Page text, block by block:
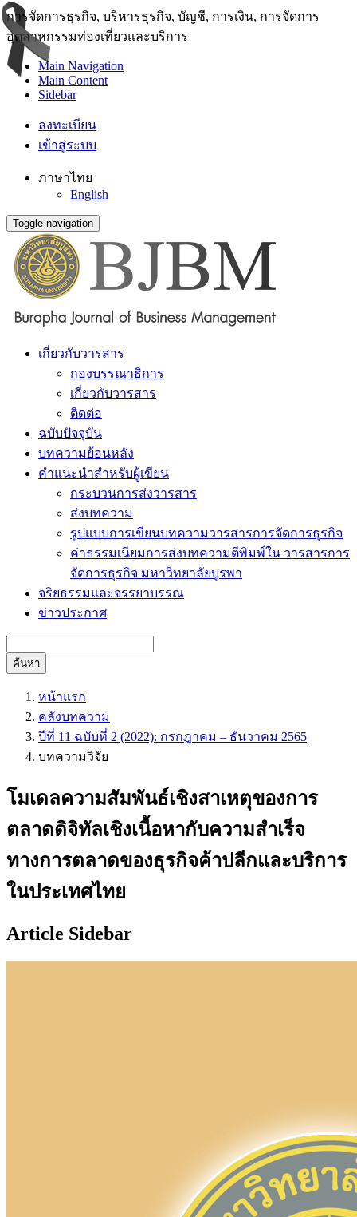
การจัดการธุรกิจ, บริหารธุรกิจ, บัญชี, การเงิน, การจัดการ
อุตสาหกรรมท่องเที่ยวและบริการ
Main Navigation
Main Content
Sidebar
ลงทะเบียน
เข้าสู่ระบบ
ภาษาไทย
English
Toggle navigation
เกี่ยวกับวารสาร
กองบรรณาธิการ
เกี่ยวกับวารสาร
ติดต่อ
ฉบับปัจจุบัน
บทความย้อนหลัง
คำแนะนำสำหรับผู้เขียน
กระบวนการส่งวารสาร
ส่งบทความ
รูปแบบการเขียนบทความวารสารการจัดการธุรกิจ
ค่าธรรมเนียมการส่งบทความตีพิมพ์ใน วารสารการ
จัดการธุรกิจ มหาวิทยาลัยบูรพา
จริยธรรมและจรรยาบรรณ
ข่าวประกาศ
ค้นหา
หน้าแรก
คลังบทความ
ปีที่ 11 ฉบับที่ 2 (2022): กรกฎาคม – ธันวาคม 2565
บทความวิจัย
โมเดลความสัมพันธ์เชิงสาเหตุของการ
ตลาดดิจิทัลเชิงเนื้อหากับความสำเร็จ
ทางการตลาดของธุรกิจค้าปลีกและบริการ
ในประเทศไทย
Article Sidebar